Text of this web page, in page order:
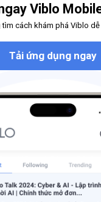
2 0
Tổ chức
Đề xuất hệ
Machine
Viblo
tìm cách khám phá Viblo
Tải ứng dụng ngay